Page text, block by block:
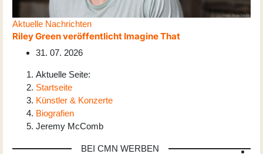
Aktuelle Nachrichten
Riley Green veröffentlicht Imagine That
31. 07. 2026
Aktuelle Seite:
Startseite
Künstler & Konzerte
Biografien
Jeremy McComb
BEI CMN WERBEN